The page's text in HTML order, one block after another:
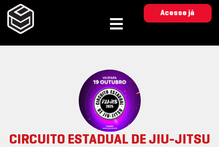
Acesse já
CIRCUITO ESTADUAL DE JIU-JITSU